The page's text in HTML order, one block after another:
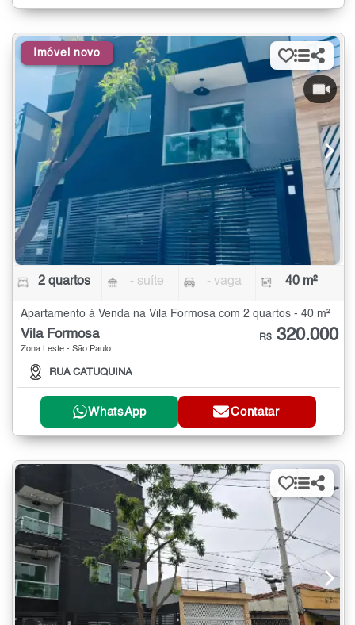
Imóvel novo
2 quartos - suíte - vaga 40 m²
Apartamento à Venda na Vila Formosa com 2 quartos - 40 m²
Vila Formosa
Zona Leste - São Paulo
RUA CATUQUINA
R$ 320.000
WhatsApp Contatar